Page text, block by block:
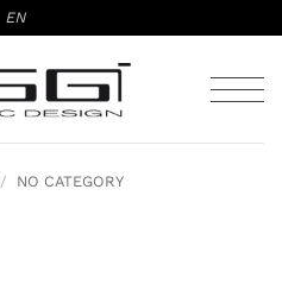
EN
/ NO CATEGORY